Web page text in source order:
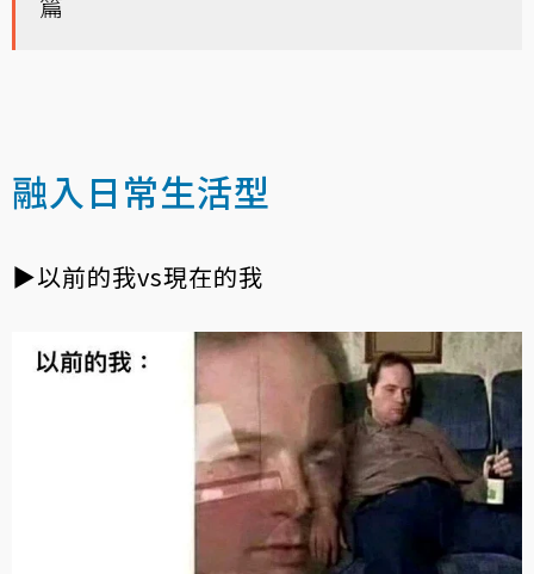
篇
融入日常生活型
▶以前的我vs現在的我